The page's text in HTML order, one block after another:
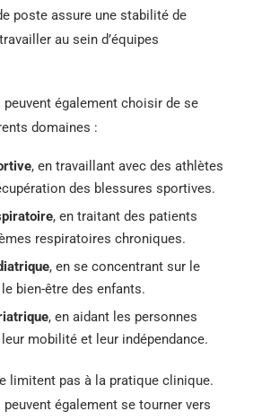
poste assure une stabilité de
au sein d’équipes
également choisir de se
domaines :
, en travaillant avec des athlètes
des blessures sportives.
, en traitant des patients
respiratoires chroniques.
, en se concentrant sur le
bien-être des enfants.
, en aidant les personnes
mobilité et leur indépendance.
limitent pas à la pratique clinique.
également se tourner vers